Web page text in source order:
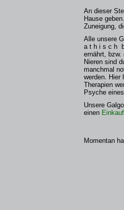
An dieser
Hause
Zuneigung,
Alle unsere
a t h i s c h
ernährt,
Nieren sind
manchmal
werden. Hier
Therapien
Psyche
Unsere
einen
Momentan